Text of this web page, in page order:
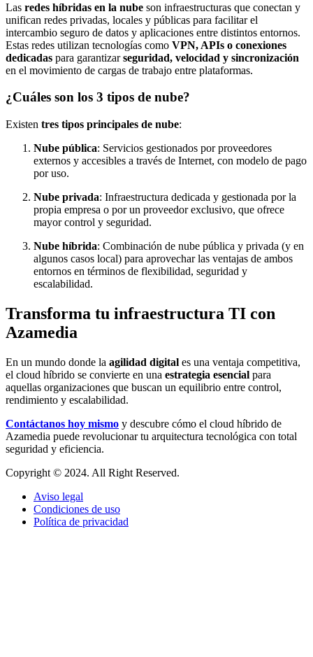
Las redes híbridas en la nube son infraestructuras que conectan y
unifican redes privadas, locales y públicas para facilitar el
intercambio seguro de datos y aplicaciones entre distintos entornos.
Estas redes utilizan tecnologías como VPN, APIs o conexiones
dedicadas para garantizarseguridad, velocidad y sincronización
en el movimiento de cargas de trabajo entre plataformas.
¿Cuáles son los 3 tipos de nube?
Existen tres tipos principales de nube:
Nube pública: Servicios gestionados por proveedores
externos y accesibles a través de Internet, con modelo de pago
por uso.
Nube privada: Infraestructura dedicada y gestionada por la
propia empresa o por un proveedor exclusivo, que ofrece
mayor control y seguridad.
Nube híbrida: Combinación de nube pública y privada (y en
algunos casos local) para aprovechar las ventajas de ambos
entornos en términos de flexibilidad, seguridad y
escalabilidad.
Transforma tu infraestructura TI con
Azamedia
En un mundo donde la agilidad digital es una ventaja competitiva,
el cloud híbrido se convierte en una estrategia esencial para
aquellas organizaciones que buscan un equilibrio entre control,
rendimiento y escalabilidad.
Contáctanos hoy mismo y descubre cómo el cloud híbrido de
Azamedia puede revolucionar tu arquitectura tecnológica con total
seguridad y eficiencia.
Copyright © 2024. All Right Reserved.
Aviso legal
Condiciones de uso
Política de privacidad